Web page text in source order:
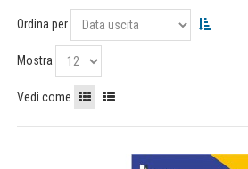
Ordina per
Mostra
Vedi come